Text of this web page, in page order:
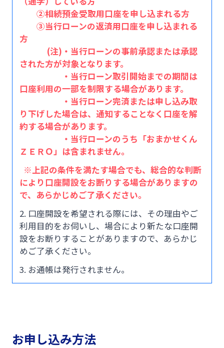
②相続預金受取用口座を申し込まれる方
③当行ローンの返済用口座を申し込まれる
方
(注)・当行ローンの事前承認または承認
された方が対象となります。
・当行ローン取引開始までの期間は
口座利用の一部を制限する場合があります。
・当行ローン完済または申し込み取
り下げした場合は、通知することなく口座を解
約する場合があります。
・当行ローンのうち「おまかせくん
ＺＥＲＯ」は含まれません。
※上記の条件を満たす場合でも、総合的な判断
により口座開設をお断りする場合がありますの
で、あらかじめご了承ください。
2. 口座開設を希望される際には、その理由やご
利用目的をお伺いし、場合により新たな口座開
設をお断りすることがありますので、あらかじ
めご了承ください。
3. お通帳は発行されません。
お申し込み方法